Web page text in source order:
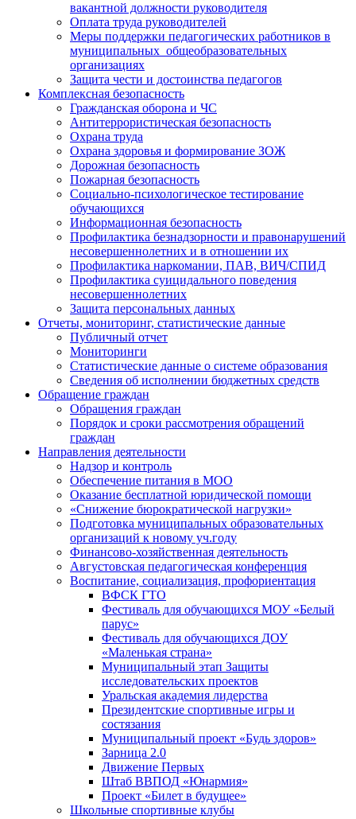
вакантной должности руководителя
Оплата труда руководителей
Меры поддержки педагогических работников в
муниципальных общеобразовательных
организациях
Защита чести и достоинства педагогов
Комплексная безопасность
Гражданская оборона и ЧС
Антитеррористическая безопасность
Охрана труда
Охрана здоровья и формирование ЗОЖ
Дорожная безопасность
Пожарная безопасность
Социально-психологическое тестирование
обучающихся
Информационная безопасность
Профилактика безнадзорности и правонарушений
несовершеннолетних и в отношении их
Профилактика наркомании, ПАВ, ВИЧ/СПИД
Профилактика суицидального поведения
несовершеннолетних
Защита персональных данных
Отчеты, мониторинг, статистические данные
Публичный отчет
Мониторинги
Статистические данные о системе образования
Сведения об исполнении бюджетных средств
Обращение граждан
Обращения граждан
Порядок и сроки рассмотрения обращений
граждан
Направления деятельности
Надзор и контроль
Обеспечение питания в МОО
Оказание бесплатной юридической помощи
«Снижение бюрократической нагрузки»
Подготовка муниципальных образовательных
организаций к новому уч.году
Финансово-хозяйственная деятельность
Августовская педагогическая конференция
Воспитание, социализация, профориентация
ВФСК ГТО
Фестиваль для обучающихся МОУ «Белый
парус»
Фестиваль для обучающихся ДОУ
«Маленькая страна»
Муниципальный этап Защиты
исследовательских проектов
Уральская академия лидерства
Президентские спортивные игры и
состязания
Муниципальный проект «Будь здоров»
Зарница 2.0
Движение Первых
Штаб ВВПОД «Юнармия»
Проект «Билет в будущее»
Школьные спортивные клубы